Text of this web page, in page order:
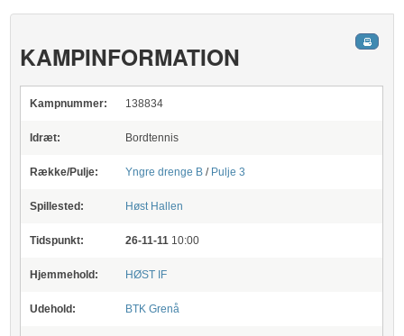
KAMPINFORMATION
Kampnummer: 138834
Idræt: Bordtennis
Række/Pulje: Yngre drenge B / Pulje 3
Spillested: Høst Hallen
Tidspunkt: 26-11-11 10:00
Hjemmehold: HØST IF
Udehold: BTK Grenå